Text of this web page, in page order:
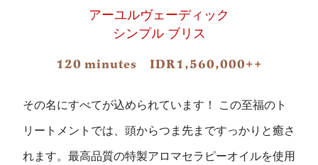
アーユルヴェーディック
シンプル ブリス
120 minutes IDR1,560,000++
その名にすべてが込められています！ この至福のト
リートメントでは、頭からつま先まですっかりと癒さ
れます。最高品質の特製アロマセラピーオイルを使用